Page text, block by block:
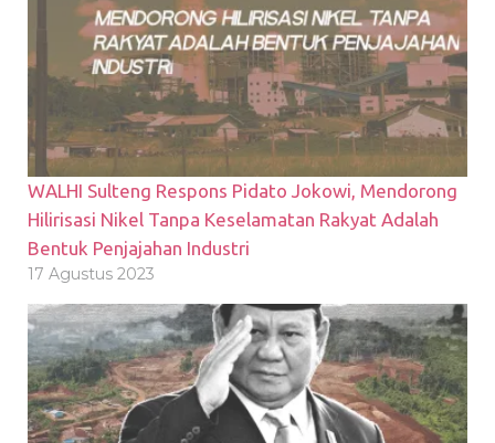
WALHI Sulteng Respons Pidato Jokowi, Mendorong
Hilirisasi Nikel Tanpa Keselamatan Rakyat Adalah
Bentuk Penjajahan Industri
17 Agustus 2023